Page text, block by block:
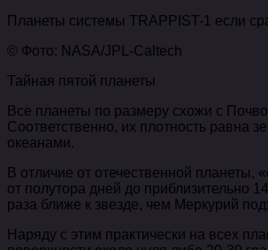
Планеты cистемы TRAPPIST-1 если
© Фото: NASA/JPL-Caltech
Тайная пятой планеты
Все планеты по размеру схожи с
Соответственно, их плотность равна
океанами.
В отличие от отечественной планеты,
от полутора дней до приблизительно
раза ближе к звезде, чем Меркурий
Наряду с этим практически на всех